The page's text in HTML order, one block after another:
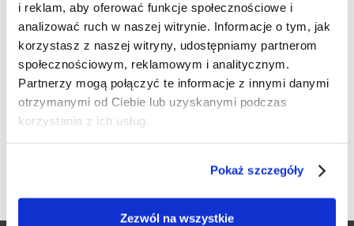
i reklam, aby oferować funkcje społecznościowe i
analizować ruch w naszej witrynie. Informacje o tym, jak
korzystasz z naszej witryny, udostępniamy partnerom
społecznościowym, reklamowym i analitycznym.
Partnerzy mogą połączyć te informacje z innymi danymi
otrzymanymi od Ciebie lub uzyskanymi podczas
korzystania z ich usług.
Pokaż szczegóły
Zezwól na wszystkie
Werfikacja wieku
Czy masz ukończone 18 lat?
NIE
ramach akcji „Riesling Weeks 2020”.
To wyjątkowe wydarzenie poprowadzi Mariusz Kapczyński,
dziennikarz i krytyk winiarski, red. naczelny Vinisfera.pl.
27.07.2020 (Poniedziałek) godz. 12.00 -15.00, Courtyard By
Marriott Katowice City Center, Ul. Uniwersytecka 13, Sala
Madagaskar.
Udział w degustacjach jest bezpłatny.